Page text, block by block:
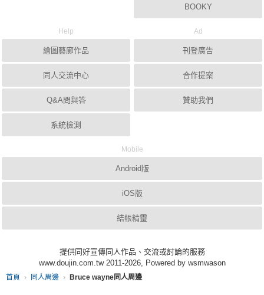
首頁 同人周邊 Bruce wayne同人周邊
BOOKY
Help
繪圖藝廊作品
同人交流中心
Q&A問與答
系統檢測
Ad
刊登廣告
合作提案
贊助我們
Mobile
Android版
iOS版
結帳精靈
提供同好宣傳同人作品、交流或討論的服務
www.doujin.com.tw 2011-2026, Powered by wsmwason